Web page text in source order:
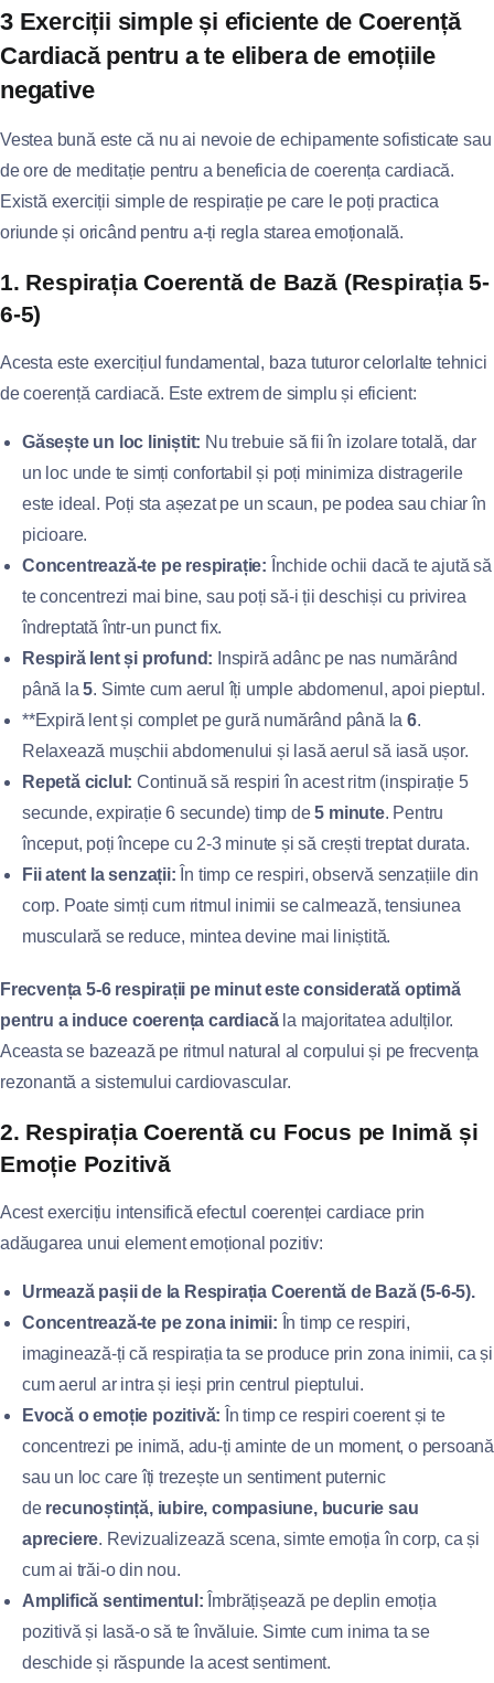
3 Exerciții simple și eficiente de Coerență
Cardiacă pentru a te elibera de emoțiile
negative
Vestea bună este că nu ai nevoie de echipamente sofisticate sau
de ore de meditație pentru a beneficia de coerența cardiacă.
Există exerciții simple de respirație pe care le poți practica
oriunde și oricând pentru a-ți regla starea emoțională.
1. Respirația Coerentă de Bază (Respirația 5-
6-5)
Acesta este exercițiul fundamental, baza tuturor celorlalte tehnici
de coerență cardiacă. Este extrem de simplu și eficient:
Găsește un loc liniștit: Nu trebuie să fii în izolare totală, dar
un loc unde te simți confortabil și poți minimiza distragerile
este ideal. Poți sta așezat pe un scaun, pe podea sau chiar în
picioare.
Concentrează-te pe respirație: Închide ochii dacă te ajută să
te concentrezi mai bine, sau poți să-i ții deschiși cu privirea
îndreptată într-un punct fix.
Respiră lent și profund: Inspiră adânc pe nas numărând
până la5. Simte cum aerul îți umple abdomenul, apoi pieptul.
**Expiră lent și complet pe gură numărând până la 6.
Relaxează mușchii abdomenului și lasă aerul să iasă ușor.
Repetă ciclul: Continuă să respiri în acest ritm (inspirație 5
secunde, expirație 6 secunde) timp de5 minute. Pentru
început, poți începe cu 2-3 minute și să crești treptat durata.
Fii atent la senzații: În timp ce respiri, observă senzațiile din
corp. Poate simți cum ritmul inimii se calmează, tensiunea
musculară se reduce, mintea devine mai liniștită.
Frecvența 5-6 respirații pe minut este considerată optimă
pentru a induce coerența cardiacăla majoritatea adulților.
Aceasta se bazează pe ritmul natural al corpului și pe frecvența
rezonantă a sistemului cardiovascular.
2. Respirația Coerentă cu Focus pe Inimă și
Emoție Pozitivă
Acest exercițiu intensifică efectul coerenței cardiace prin
adăugarea unui element emoțional pozitiv:
Urmează pașii de la Respirația Coerentă de Bază (5-6-5).
Concentrează-te pe zona inimii: În timp ce respiri,
imaginează-ți că respirația ta se produce prin zona inimii, ca și
cum aerul ar intra și ieși prin centrul pieptului.
Evocă o emoție pozitivă: În timp ce respiri coerent și te
concentrezi pe inimă, adu-ți aminte de un moment, o persoană
sau un loc care îți trezește un sentiment puternic
de recunoștință, iubire, compasiune, bucurie sau
apreciere. Revizualizează scena, simte emoția în corp, ca și
cum ai trăi-o din nou.
Amplifică sentimentul: Îmbrățișează pe deplin emoția
pozitivă și lasă-o să te învăluie. Simte cum inima ta se
deschide și răspunde la acest sentiment.